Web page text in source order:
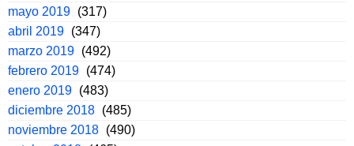
mayo 2019 (317)
abril 2019 (347)
marzo 2019 (492)
febrero 2019 (474)
enero 2019 (483)
diciembre 2018 (485)
noviembre 2018 (490)